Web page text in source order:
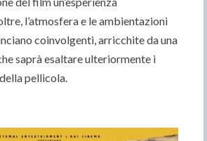
l’atmosfera e le ambientazioni
coinvolgenti, arricchite da una
saprà esaltare ulteriormente i
pellicola.